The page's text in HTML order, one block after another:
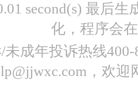
second(s) 最后
化，程序会
成年投诉热线
，欢